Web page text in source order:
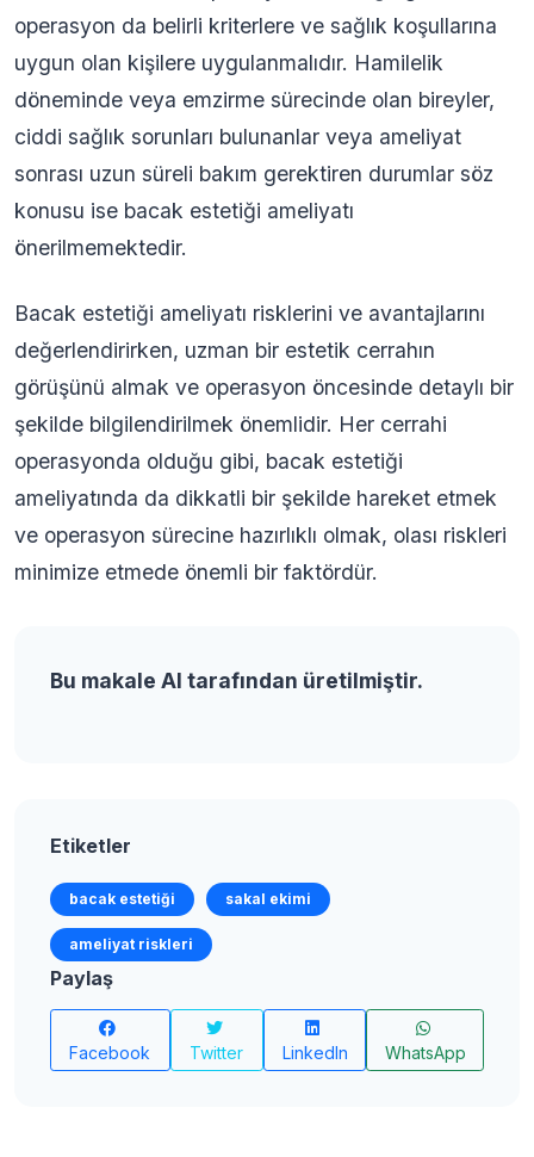
operasyon da belirli kriterlere ve sağlık koşullarına
uygun olan kişilere uygulanmalıdır. Hamilelik
döneminde veya emzirme sürecinde olan bireyler,
ciddi sağlık sorunları bulunanlar veya ameliyat
sonrası uzun süreli bakım gerektiren durumlar söz
konusu ise bacak estetiği ameliyatı
önerilmemektedir.
Bacak estetiği ameliyatı risklerini ve avantajlarını
değerlendirirken, uzman bir estetik cerrahın
görüşünü almak ve operasyon öncesinde detaylı bir
şekilde bilgilendirilmek önemlidir. Her cerrahi
operasyonda olduğu gibi, bacak estetiği
ameliyatında da dikkatli bir şekilde hareket etmek
ve operasyon sürecine hazırlıklı olmak, olası riskleri
minimize etmede önemli bir faktördür.
Bu makale AI tarafından üretilmiştir.
Etiketler
bacak estetiği sakal ekimi
ameliyat riskleri
Paylaş
Facebook Twitter LinkedIn WhatsApp